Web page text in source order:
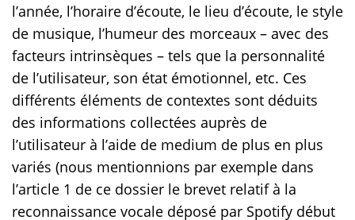
l’année, l’horaire d’écoute, le lieu d’écoute, le style
de musique, l’humeur des morceaux – avec des
facteurs intrinsèques – tels que la personnalité
de l’utilisateur, son état émotionnel, etc. Ces
différents éléments de contextes sont déduits
des informations collectées auprès de
l’utilisateur à l’aide de medium de plus en plus
variés (nous mentionnions par exemple dans
l’article 1 de ce dossier le brevet relatif à la
reconnaissance vocale déposé par Spotify début